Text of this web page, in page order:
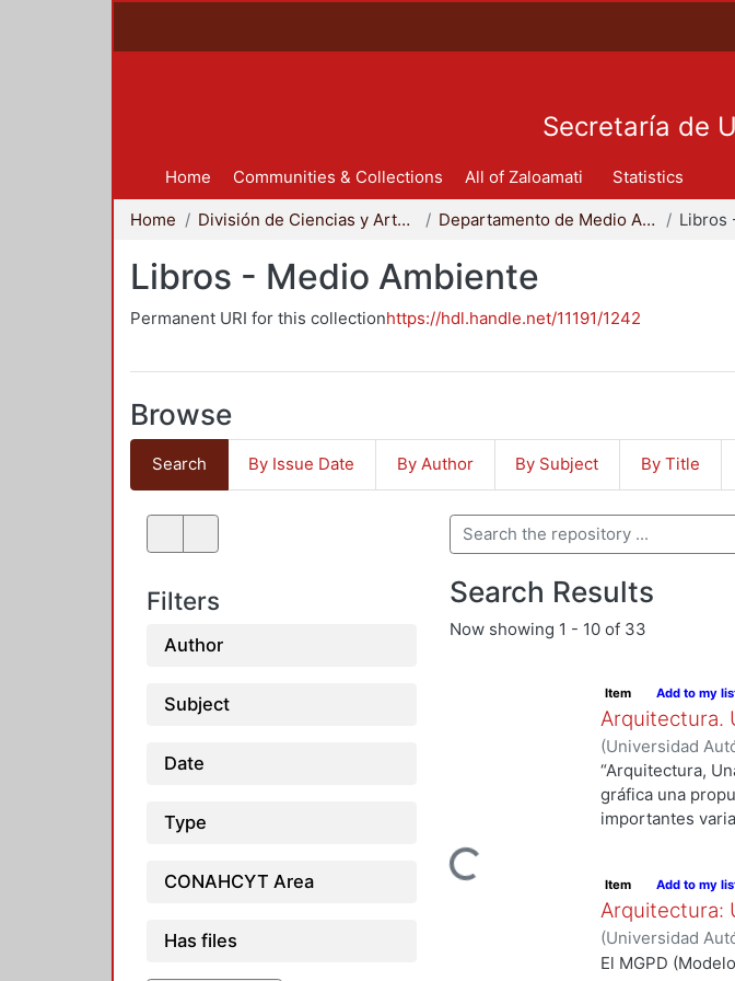
Home Communities & Collections All of Zaloamati Statistics
Home División de Ciencias y Artes para el Diseño Departamento de Medio Ambiente Libros
Libros - Medio Ambiente
Permanent URI for this collectionhttps://hdl.handle.net/11191/1242
Browse
Search By Issue Date By Author By Subject By Title
Filters
Author
Subject
Date
Type
CONAHCYT Area
Has files
Search Results
Now showing 1 - 10 of 33
Loading...
Item Add to my
Arquitectura.
(Universidad
Ciencias y Artes
“Arquitectura,
gráfica una
importantes
Ecológica, de
Normas físico-
formulación del
verbalizados,
Item Add to my
Arquitectura:
(Universidad
Rodríguez
El MGPD